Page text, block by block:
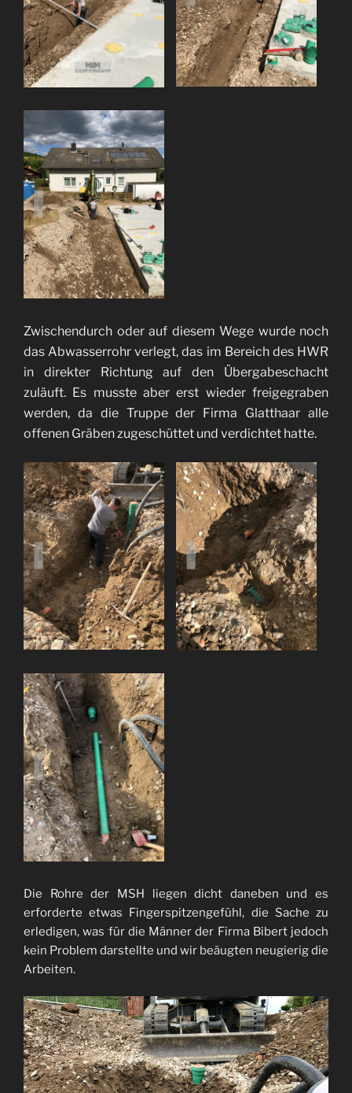
Zwischendurch oder auf diesem Wege wurde noch
das Abwasserrohr verlegt, das im Bereich des HWR
in direkter Richtung auf den Übergabeschacht
zuläuft. Es musste aber erst wieder freigegraben
werden, da die Truppe der Firma Glatthaar alle
offenen Gräben zugeschüttet und verdichtet hatte.
Die Rohre der MSH liegen dicht daneben und es
erforderte etwas Fingerspitzengefühl, die Sache zu
erledigen, was für die Männer der Firma Bibert jedoch
kein Problem darstellte und wir beäugten neugierig die
Arbeiten.